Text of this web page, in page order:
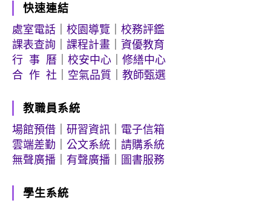
快速連結
處室電話
校園導覽
校務評鑑
課表查詢
課程計畫
資優教育
行 事 曆
校安中心
修繕中心
合 作 社
空氣品質 教師甄選
教職員系統
場館預借
研習資訊
電子信箱
雲端差勤
公文系統
請購系統
無聲廣播
有聲廣播 圖書服務
學生系統